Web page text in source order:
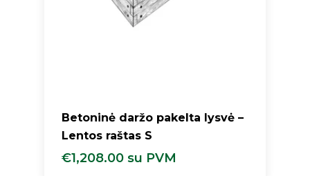
Betoninė daržo pakelta lysvė –
Lentos raštas S
€1,208.00 su PVM